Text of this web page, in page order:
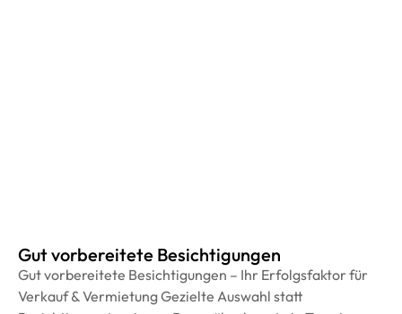
Gut vorbereitete Besichtigungen
Gut vorbereitete Besichtigungen – Ihr Erfolgsfaktor für
Verkauf & Vermietung Gezielte Auswahl statt